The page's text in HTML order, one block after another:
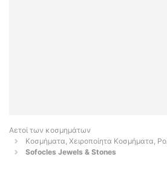
Αετοί των κοσμημάτων
Κοσμήματα, Χειροποίητα Κοσμήματα,
Sofocles Jewels & Stones